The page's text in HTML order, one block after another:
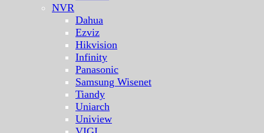
NVR
Dahua
Ezviz
Hikvision
Infinity
Panasonic
Samsung Wisenet
Tiandy
Uniarch
Uniview